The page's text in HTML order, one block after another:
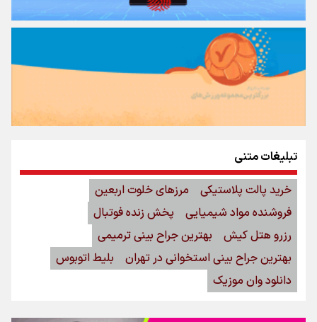
تبلیغات متنی
خرید پالت پلاستیکی
مرزهای خلوت اربعین
فروشنده مواد شیمیایی
پخش زنده فوتبال
رزرو هتل کیش
بهترین جراح بینی ترمیمی
بهترین جراح بینی استخوانی در تهران
بلیط اتوبوس
دانلود وان موزیک